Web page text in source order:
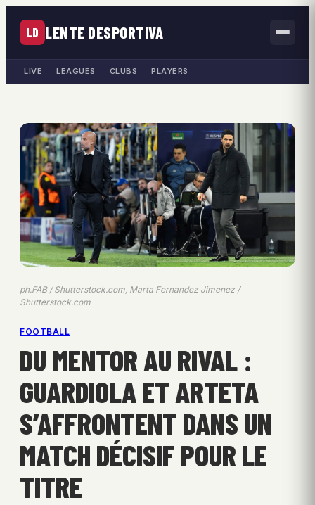
LD LENTE DESPORTIVA
LIVE LEAGUES CLUBS PLAYERS
ph.FAB / Shutterstock.com, Marta Fernandez Jimenez /
Shutterstock.com
FOOTBALL
DU MENTOR AU RIVAL :
GUARDIOLA ET ARTETA
S’AFFRONTENT DANS UN
MATCH DÉCISIF POUR LE
TITRE